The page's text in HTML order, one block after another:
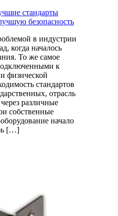
стандарты
безопасность
в индустрии
когда началось
То же самое
к
физической
стандартов
отрасль
различные
собственные
начало
[…]